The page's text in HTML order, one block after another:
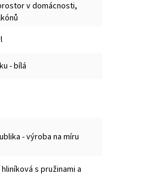
v domácnosti,
- bílá
- výroba na míru
s pružinami a